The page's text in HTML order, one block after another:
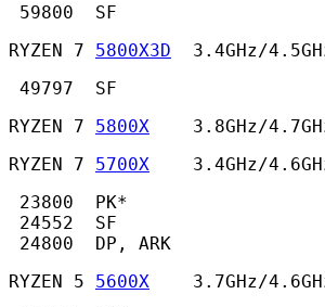
59800  SF
RYZEN 7 5800X3D
3.4GHz/
49797  SF
RYZEN 7 5800X
3.8GHz/
RYZEN 7 5700X
3.4GHz/
23800  PK*
24552  SF
24800  DP, ARK
RYZEN 5 5600X
3.7GHz/